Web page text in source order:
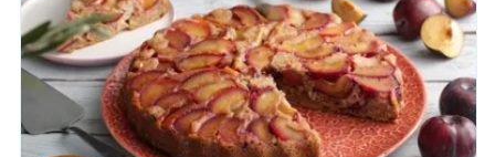
конечно, пирог из свежей или замороженной рыбы
получится гораздо вкуснее. Причем в дело годится любая
рыба — речная, морская, красная или белая. Из жирной
рыбки начинка получится более сочная, а маложирную
можно сдобрить сметаной или растопленным сливочным
маслом. В начинку также можно добавить лук, зелень,
вареные яйца, капусту, картофель — полный простор для
вашей фантазии.